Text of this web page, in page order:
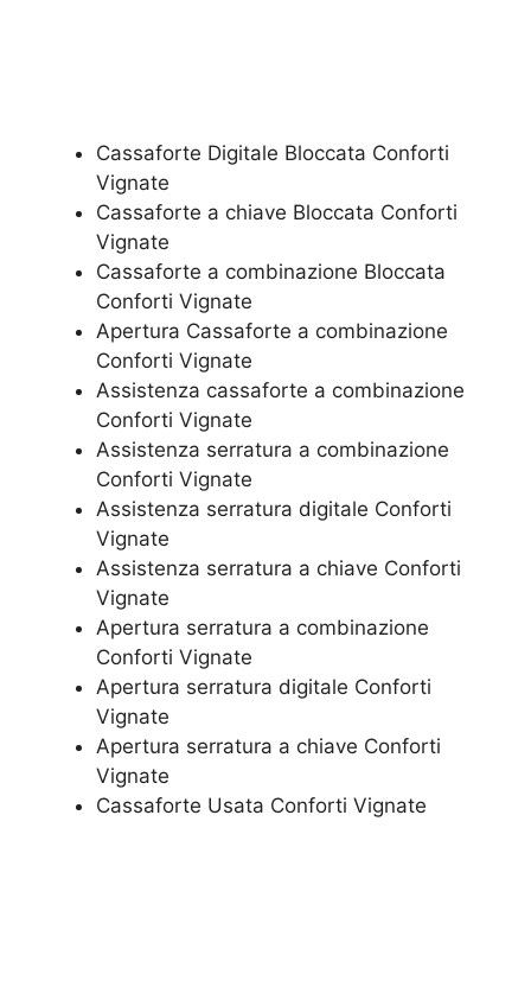
Cassaforte Digitale Bloccata Conforti
Vignate
Cassaforte a chiave Bloccata Conforti
Vignate
Cassaforte a combinazione Bloccata
Conforti Vignate
​Apertura Cassaforte a combinazione
Conforti Vignate
Assistenza cassaforte a combinazione
Conforti Vignate
​Assistenza serratura​ ​a combinazione
Conforti Vignate
Assistenza serratura ​digitale Conforti
Vignate
Assistenza serratura ​a chiave Conforti
Vignate
​Apertura serratura​ ​a combinazione
Conforti Vignate
Apertura serratura​ ​digitale Conforti
Vignate
​Apertura serratura​ ​a chiave Conforti
Vignate
​Cassaforte Usata Conforti Vignate